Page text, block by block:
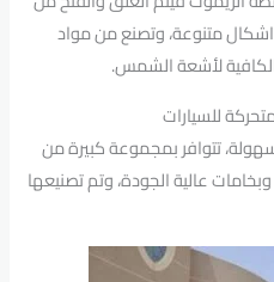
متنوعة، وتصنع من مواد
لأشعة الشمس.
للسيارات
تتوافر بمجموعة كبيرة من
عالية الجودة، وتم تصنيعها